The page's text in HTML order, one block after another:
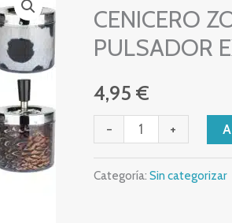
CENICERO
PULSADOR
4,95 €
-
ZORR
ANIMAL
PULSADOR
EXP.6
cantidad
+
Categoría: Sin categorizar